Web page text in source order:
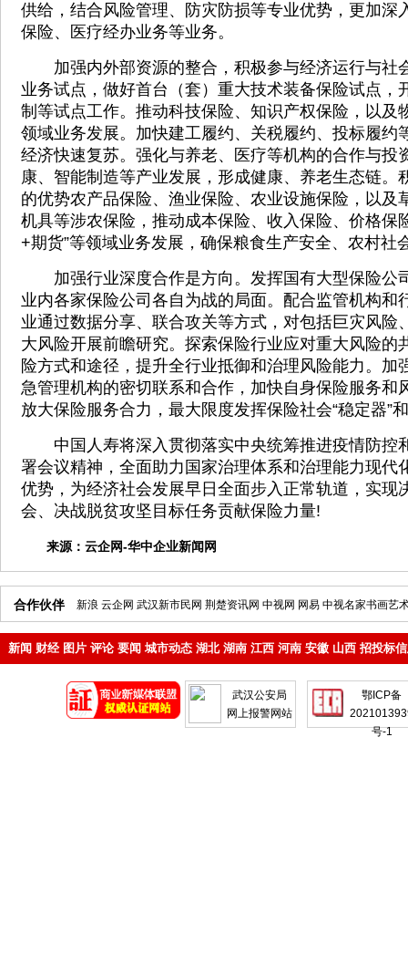
供给，结合风险管理、防灾防损等专业优势，更加深
保险、医疗经办业务等业务。
加强内外部资源的整合，积极参与经济运行与社
业务试点，做好首台（套）重大技术装备保险试点，
制等试点工作。推动科技保险、知识产权保险，以及
领域业务发展。加快建工履约、关税履约、投标履约
经济快速复苏。强化与养老、医疗等机构的合作与投
康、智能制造等产业发展，形成健康、养老生态链。
的优势农产品保险、渔业保险、农业设施保险，以及
机具等涉农保险，推动成本保险、收入保险、价格保
+期货”等领域业务发展，确保粮食生产安全、农村社
加强行业深度合作是方向。发挥国有大型保险公
业内各家保险公司各自为战的局面。配合监管机构和
业通过数据分享、联合攻关等方式，对包括巨灾风险
大风险开展前瞻研究。探索保险行业应对重大风险的
险方式和途径，提升全行业抵御和治理风险能力。加
急管理机构的密切联系和合作，加快自身保险服务和
放大保险服务合力，最大限度发挥保险社会“稳定器”
中国人寿将深入贯彻落实中央统筹推进疫情防控
署会议精神，全面助力国家治理体系和治理能力现代
优势，为经济社会发展早日全面步入正常轨道，实现
会、决战脱贫攻坚目标任务贡献保险力量!
来源： 云企网-华中企业新闻网
合作伙伴 新浪 云企网 武汉新市民网 荆楚资讯网 中视网 网易 中视名家书画艺
新闻 财经 图片 评论 要闻 城市动态 湖北 湖南 江西 河南 安徽 山西 招投标
武汉公安局
网上报警网站
鄂ICP备
号-1